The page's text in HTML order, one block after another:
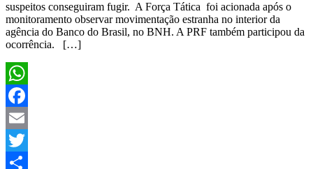
suspeitos conseguiram fugir. A Força Tática foi acionada após o
monitoramento observar movimentação estranha no interior da
agência do Banco do Brasil, no BNH. A PRF também participou da
ocorrência. […]
WhatsApp
Facebook
Email
Twitter